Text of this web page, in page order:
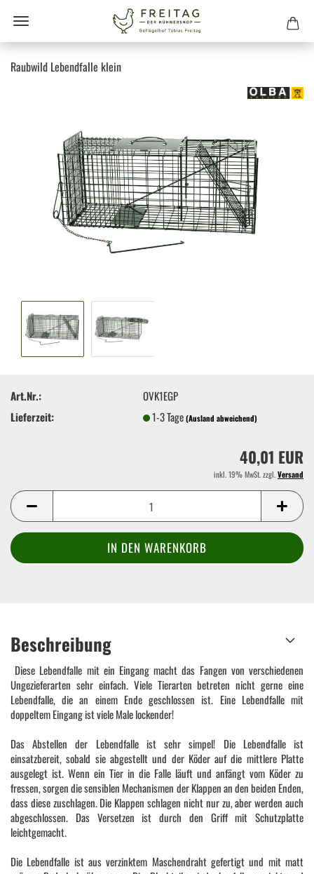
Raubwild Lebendfalle klein
Art.Nr.:
OVK1EGP
Lieferzeit:
1-3 Tage(Ausland abweichend)
40,01 EUR
inkl. 19% MwSt. zzgl.Versand
Beschreibung
Diese Lebendfalle mit ein Eingang macht das Fangen von verschiedenen
Ungezieferarten sehr einfach. Viele Tierarten betreten nicht gerne eine
Lebendfalle, die an einem Ende geschlossen ist. Eine Lebendfalle mit
doppeltem Eingang ist viele Male lockender!
Das Abstellen der Lebendfalle ist sehr simpel! Die Lebendfalle ist
einsatzbereit, sobald sie abgestellt und der Köder auf die mittlere Platte
ausgelegt ist. Wenn ein Tier in die Falle läuft und anfängt vom Köder zu
fressen, sorgen die sensiblen Mechanismen der Klappen an den beiden Enden,
dass diese zuschlagen. Die Klappen schlagen nicht nur zu, aber werden auch
abgeschlossen. Das Versetzen ist durch den Griff mit Schutzplatte
leichtgemacht.
Die Lebendfalle ist aus verzinktem Maschendraht gefertigt und mit matt